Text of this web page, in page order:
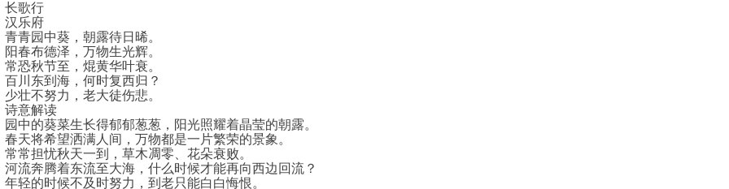
长歌行
汉乐府
青青园中葵，朝露待日晞。
阳春布德泽，万物生光辉。
常恐秋节至，焜黄华叶衰。
百川东到海，何时复西归？
少壮不努力，老大徒伤悲。
诗意解读
园中的葵菜生长得郁郁葱葱，阳光照耀着晶莹的朝露。
春天将希望洒满人间，万物都是一片繁荣的景象。
常常担忧秋天一到，草木凋零、花朵衰败。
河流奔腾着东流至大海，什么时候才能再向西边回流？
年轻的时候不及时努力，到老只能白白悔恨。